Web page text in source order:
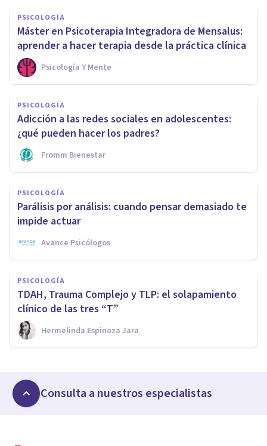
PSICOLOGÍA
Máster en Psicoterapia Integradora de Mensalus:
aprender a hacer terapia desde la práctica clínica
Psicología Y Mente
PSICOLOGÍA
Adicción a las redes sociales en adolescentes:
¿qué pueden hacer los padres?
Fromm Bienestar
PSICOLOGÍA
Parálisis por análisis: cuando pensar demasiado te
impide actuar
Avance Psicólogos
PSICOLOGÍA
TDAH, Trauma Complejo y TLP: el solapamiento
clínico de las tres “T”
Hermelinda Espinoza Jara
Consulta a nuestros especialistas